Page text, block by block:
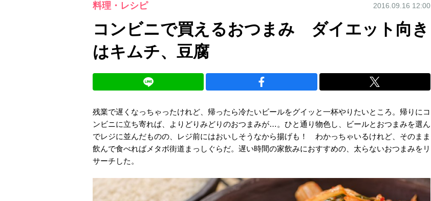
料理・レシピ 2016.09.16 12:00
コンビニで買えるおつまみ ダイエット向き
はキムチ、豆腐
残業で遅くなっちゃったけれど、帰ったら冷たいビールをグイッと一杯やりたいところ。帰りにコ
ンビニに立ち寄れば、よりどりみどりのおつまみが…。ひと通り物色し、ビールとおつまみを選ん
でレジに並んだものの、レジ前にはおいしそうなから揚げも！ わかっちゃいるけれど、そのまま
飲んで食べればメタボ街道まっしぐらだ。遅い時間の家飲みにおすすめの、太らないおつまみをリ
サーチした。